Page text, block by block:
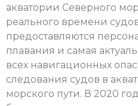
акватории Северного
реального времени
предоставляются
плавания и самая
всех навигационных
следования судов в
морского пути. В 2020